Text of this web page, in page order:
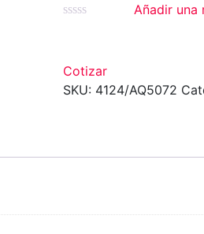
Añadir una
Cotizar
SKU: 4124/AQ5072